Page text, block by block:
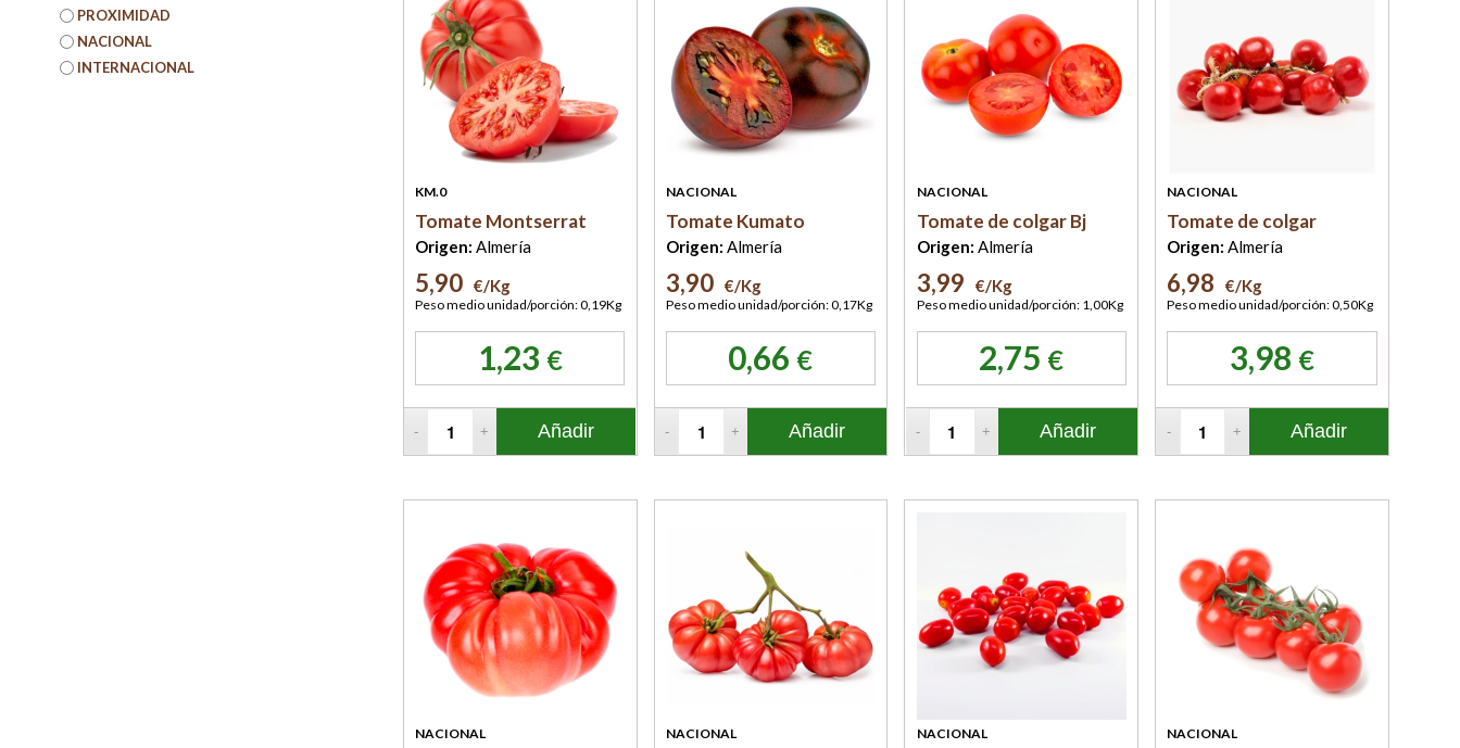
KM.0
Tomate Montserrat
Origen: Almería
5,90 €/Kg
Peso medio unidad/porción: 0,19Kg
1,23 €
Añadir
NACIONAL
Tomate Kumato
Origen: Almería
3,90 €/Kg
Peso medio unidad/porción: 0,17Kg
0,66 €
Añadir
NACIONAL
Tomate de colgar Bj
Origen: Almería
3,99 €/Kg
Peso medio unidad/porción: 1,00Kg
2,75 €
Añadir
NACIONAL
Tomate de colgar
Origen: Almería
6,98 €/Kg
Peso medio unidad/porción: 0,50Kg
3,98 €
Añadir
NACIONAL NACIONAL NACIONAL NACIONAL
PROXIMIDAD
NACIONAL
INTERNACIONAL